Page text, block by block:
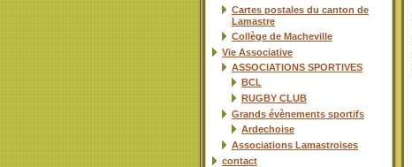
Cartes postales du canton de
Lamastre
Collège de Macheville
Vie Associative
ASSOCIATIONS SPORTIVES
BCL
RUGBY CLUB
Grands évènements sportifs
Ardechoise
Associations Lamastroises
contact